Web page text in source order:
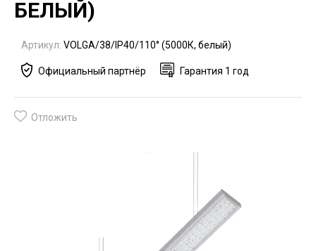
БЕЛЫЙ)
Артикул: VOLGA/38/IP40/110° (5000К, белый)
Официальный партнёр Гарантия 1 год
Отложить